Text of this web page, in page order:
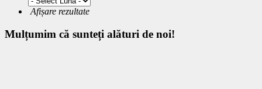
Afișare rezultate
Mulțumim că sunteți alături de noi!